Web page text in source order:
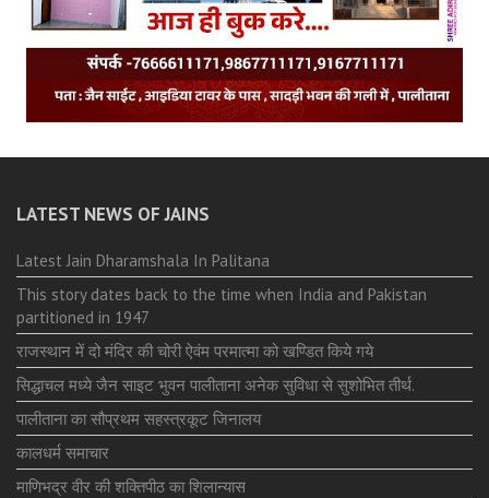
LATEST NEWS OF JAINS
Latest Jain Dharamshala In Palitana
This story dates back to the time when India and Pakistan
partitioned in 1947
राजस्थान में दो मंदिर की चोरी ऐवंम परमात्मा को खण्डित किये गये
सिद्धाचल मध्ये जैन साइट भुवन पालीताना अनेक सुविधा से सुशोभित तीर्थ.
पालीताना का सौप्रथम सहस्त्रकूट जिनालय
कालधर्म समाचार
माणिभद्र वीर की शक्तिपीठ का शिलान्यास